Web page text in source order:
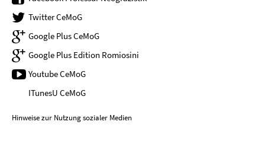
Twitter CeMoG
Google Plus CeMoG
Google Plus Edition Romiosini
Youtube CeMoG
ITunesU CeMoG
Hinweise zur Nutzung sozialer Medien